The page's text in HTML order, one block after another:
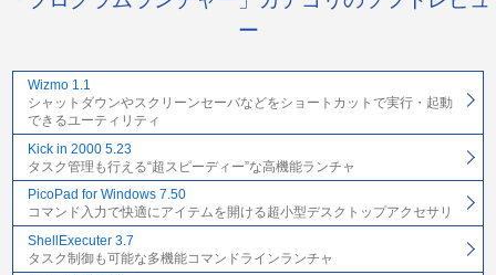
ー
Wizmo 1.1
シャットダウンやスクリーンセーバなどをショートカットで実行・起動
できるユーティリティ
Kick in 2000 5.23
タスク管理も行える“超スピーディー”な高機能ランチャ
PicoPad for Windows 7.50
コマンド入力で快適にアイテムを開ける超小型デスクトップアクセサリ
ShellExecuter 3.7
タスク制御も可能な多機能コマンドラインランチャ